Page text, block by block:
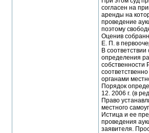
согласен на
аренды на
проведение
поэтому
Оценив
Е. П. в
В
определения
собственности
органами
Порядок
12. 2006 г. (в
Право
местного
Истица и ее
проведения
заявителя.